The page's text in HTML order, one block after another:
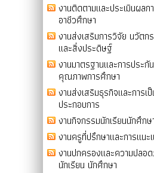
งานติดตามและประเมินผลก
อาชีวศึกษา
งานส่งเสริมการวิจัย นวัตก
และสิ่งประดิษฐ์
งานมาตรฐานและการประกัน
คุณภาพการศึกษา
งานส่งเสริมธุรกิจและการเ
ประกอบการ
งานกิจกรรมนักเรียนนักศึกษ
งานครูที่ปรึกษาและการแนะ
งานปกครองและความปลอ
นักเรียน นักศึกษา